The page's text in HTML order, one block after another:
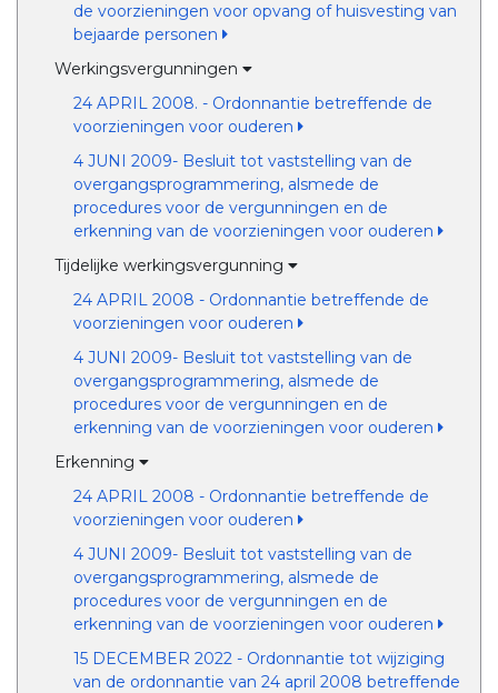
de voorzieningen voor opvang of huisvesting van
bejaarde personen
Werkingsvergunningen
24 APRIL 2008. - Ordonnantie betreffende de
voorzieningen voor ouderen
4 JUNI 2009- Besluit tot vaststelling van de
overgangsprogrammering, alsmede de
procedures voor de vergunningen en de
erkenning van de voorzieningen voor ouderen
Tijdelijke werkingsvergunning
24 APRIL 2008 - Ordonnantie betreffende de
voorzieningen voor ouderen
4 JUNI 2009- Besluit tot vaststelling van de
overgangsprogrammering, alsmede de
procedures voor de vergunningen en de
erkenning van de voorzieningen voor ouderen
Erkenning
24 APRIL 2008 - Ordonnantie betreffende de
voorzieningen voor ouderen
4 JUNI 2009- Besluit tot vaststelling van de
overgangsprogrammering, alsmede de
procedures voor de vergunningen en de
erkenning van de voorzieningen voor ouderen
15 DECEMBER 2022 - Ordonnantie tot wijziging
van de ordonnantie van 24 april 2008 betreffende